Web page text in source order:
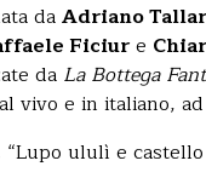
daAdriano
Ficiure
da La Bottega
vivo e in italiano,
“Lupo ululì e